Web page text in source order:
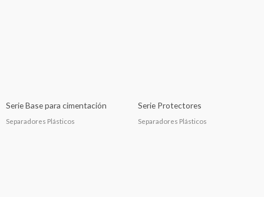
Serie Base para cimentación
Separadores Plásticos
Serie Protectores
Separadores Plásticos